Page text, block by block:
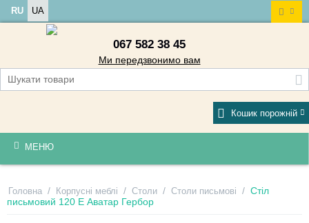
RU UA
067 582 38 45
Ми передзвонимо вам
Кошик порожній
МЕНЮ
Головна / Корпусні меблі / Столи / Столи письмові / Стіл
письмовий 120 E Аватар Гербор